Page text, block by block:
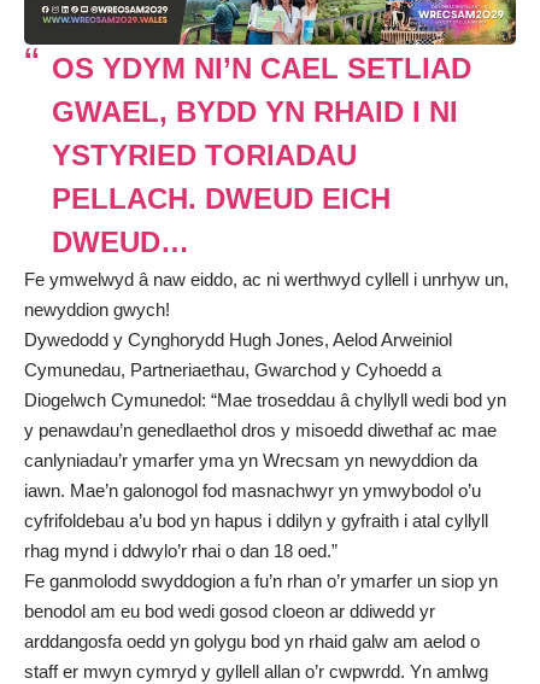
OS YDYM NI’N CAEL SETLIAD
GWAEL, BYDD YN RHAID I NI
YSTYRIED TORIADAU
PELLACH. DWEUD EICH
DWEUD…
Fe ymwelwyd â naw eiddo, ac ni werthwyd cyllell i unrhyw un,
newyddion gwych!
Dywedodd y Cynghorydd Hugh Jones, Aelod Arweiniol
Cymunedau, Partneriaethau, Gwarchod y Cyhoedd a
Diogelwch Cymunedol: “Mae troseddau â chyllyll wedi bod yn
y penawdau’n genedlaethol dros y misoedd diwethaf ac mae
canlyniadau’r ymarfer yma yn Wrecsam yn newyddion da
iawn. Mae’n galonogol fod masnachwyr yn ymwybodol o’u
cyfrifoldebau a’u bod yn hapus i ddilyn y gyfraith i atal cyllyll
rhag mynd i ddwylo’r rhai o dan 18 oed.”
Fe ganmolodd swyddogion a fu’n rhan o’r ymarfer un siop yn
benodol am eu bod wedi gosod cloeon ar ddiwedd yr
arddangosfa oedd yn golygu bod yn rhaid galw am aelod o
staff er mwyn cymryd y gyllell allan o’r cwpwrdd. Yn amlwg